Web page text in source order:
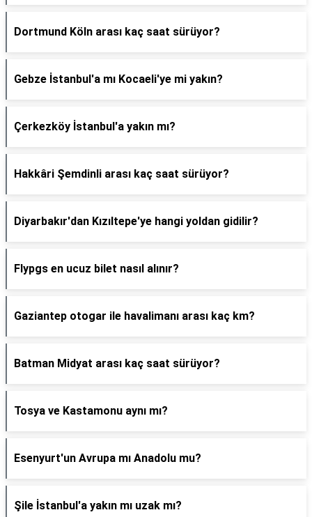
Dortmund Köln arası kaç saat sürüyor?
Gebze İstanbul'a mı Kocaeli'ye mi yakın?
Çerkezköy İstanbul'a yakın mı?
Hakkâri Şemdinli arası kaç saat sürüyor?
Diyarbakır'dan Kızıltepe'ye hangi yoldan gidilir?
Flypgs en ucuz bilet nasıl alınır?
Gaziantep otogar ile havalimanı arası kaç km?
Batman Midyat arası kaç saat sürüyor?
Tosya ve Kastamonu aynı mı?
Esenyurt'un Avrupa mı Anadolu mu?
Şile İstanbul'a yakın mı uzak mı?